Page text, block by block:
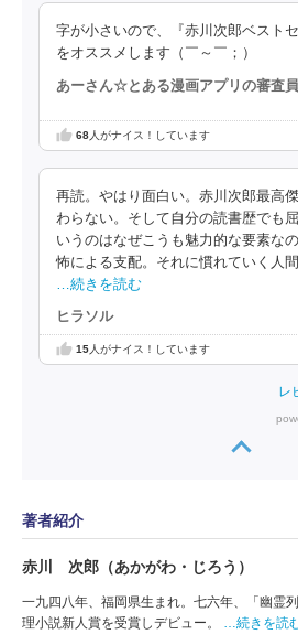
字が小さいので、『赤川次郎ベスト
をオススメします（￣～￣；）
あーさん☆とある漫画アプリの審査
68人がナイス！しています
再読。やはり面白い。赤川次郎最高
わらない。そして自分の読書歴でも
いうのはなぜこうも魅力的な要素な
怖による支配。それに慣れていく人
…続きを読む
ヒラソル
15人がナイス！しています
レ
著者紹介
赤川 次郎（あかがわ・じろう）
一九四八年、福岡県生まれ。七六年、「幽霊
理小説新人賞を受賞しデビュー。
…続きを読